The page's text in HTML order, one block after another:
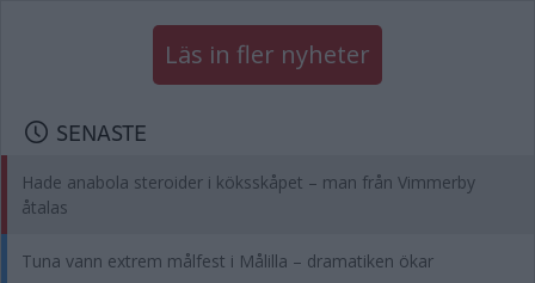
Läs in fler nyheter
SENASTE
Hade anabola steroider i köksskåpet – man från Vimmerby
åtalas
Tuna vann extrem målfest i Målilla – dramatiken ökar